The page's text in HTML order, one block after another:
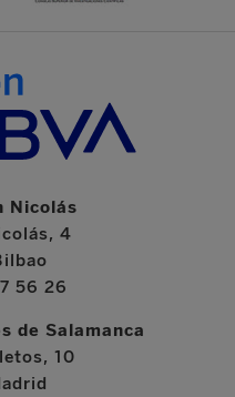
Nicolás
4
56 26
de Salamanca
10